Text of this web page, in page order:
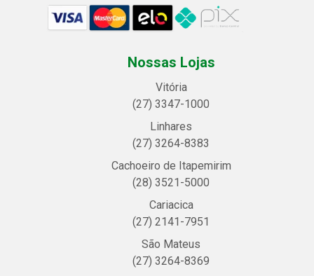
Nossas Lojas
Vitória
(27) 3347-1000
Linhares
(27) 3264-8383
Cachoeiro de Itapemirim
(28) 3521-5000
Cariacica
(27) 2141-7951
São Mateus
(27) 3264-8369